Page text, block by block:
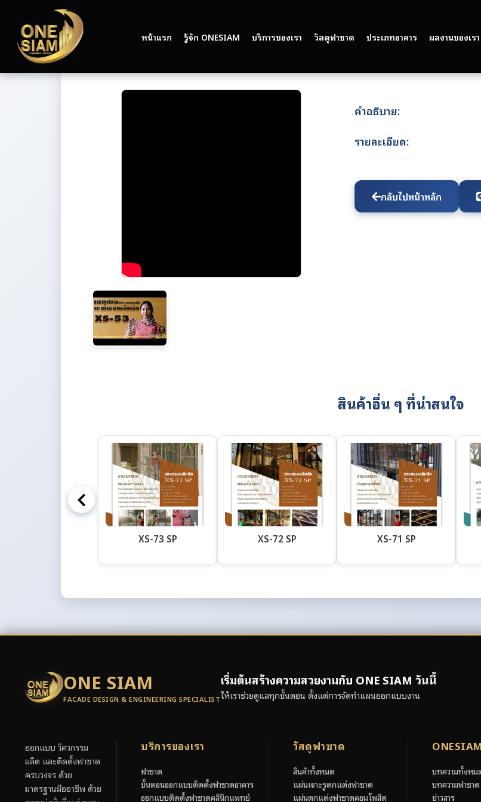
หน้าแรก รู้จัก ONESIAM บริการของเรา วัสดุฟาซาด ประเภทอาคาร ผลงานของเรา
คำอธิบาย:
รายละเอียด:
กลับไปหน้าหลัก
สินค้าอื่น ๆ ที่น่าสนใจ
XS-73 SP XS-72 SP XS-71 SP
ONE SIAM
FACADE DESIGN & ENGINEERING SPECIALIST
เริ่มต้นสร้างความสวยงามกับ ONE SIAM วันนี้
ให้เราช่วยดูแลทุกขั้นตอน ตั้งแต่การจัดทำแผนออกแบบงาน
ออกแบบ วิศวกรรม
ผลิต และติดตั้งฟาซาด
ครบวงจร ด้วย
มาตรฐานมืออาชีพ ด้วย
บริการของเรา
ฟาซาด
ขั้นตอนออกแบบติดตั้งฟาซาดอาคาร
ออกแบบติดตั้งฟาซาดคลินิกแพทย์
วัสดุฟาซาด
สินค้าทั้งหมด
แผ่นเจาะรูตกแต่งฟาซาด
แผ่นตกแต่งฟาซาดคอมโพสิต
บทความทั้งหม
บทความฟาซาด
ข่าวสาร